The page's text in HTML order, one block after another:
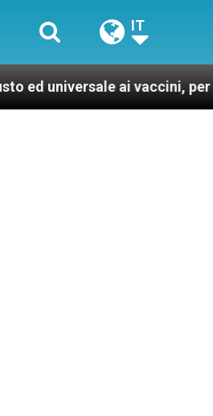
IT
ai vaccini, per un mondo